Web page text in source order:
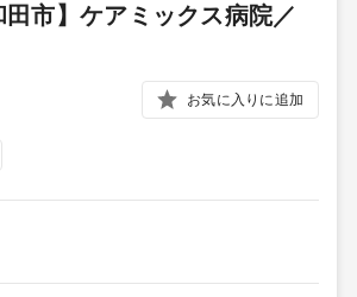
田市】ケアミックス病院／
お気に入りに追加